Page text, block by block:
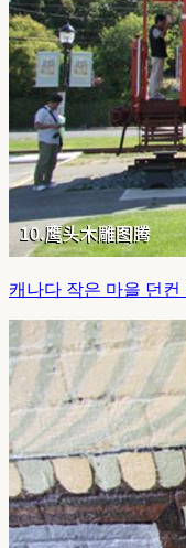
캐나다 작은 마을 던